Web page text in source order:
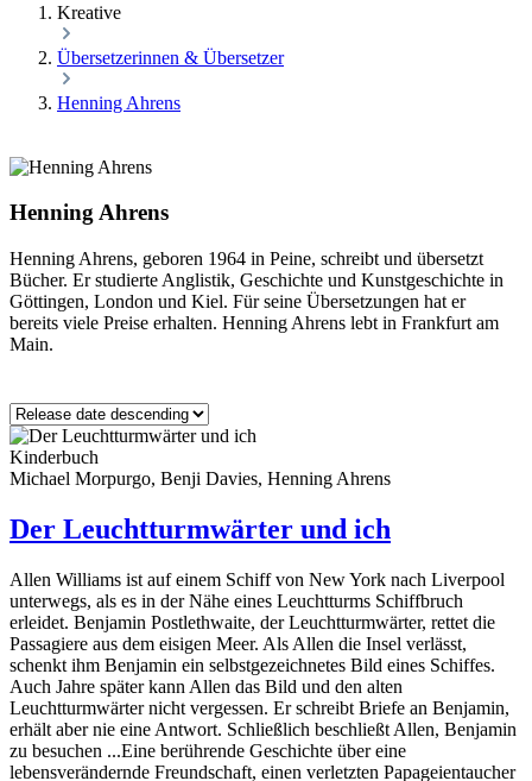
Kreative
Übersetzerinnen & Übersetzer
Henning Ahrens
Henning Ahrens
Henning Ahrens, geboren 1964 in Peine, schreibt und übersetzt
Bücher. Er studierte Anglistik, Geschichte und Kunstgeschichte in
Göttingen, London und Kiel. Für seine Übersetzungen hat er
bereits viele Preise erhalten. Henning Ahrens lebt in Frankfurt am
Main.
Kinderbuch
Michael Morpurgo, Benji Davies, Henning Ahrens
Der Leuchtturmwärter und ich
Allen Williams ist auf einem Schiff von New York nach Liverpool
unterwegs, als es in der Nähe eines Leuchtturms Schiffbruch
erleidet. Benjamin Postlethwaite, der Leuchtturmwärter, rettet die
Passagiere aus dem eisigen Meer. Als Allen die Insel verlässt,
schenkt ihm Benjamin ein selbstgezeichnetes Bild eines Schiffes.
Auch Jahre später kann Allen das Bild und den alten
Leuchtturmwärter nicht vergessen. Er schreibt Briefe an Benjamin,
erhält aber nie eine Antwort. Schließlich beschließt Allen, Benjamin
zu besuchen ...Eine berührende Geschichte über eine
lebensverändernde Freundschaft, einen verletzten Papageientaucher